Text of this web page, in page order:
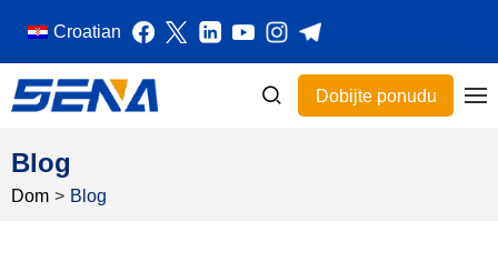
Croatian
Dobijte ponudu
Blog
Dom > Blog